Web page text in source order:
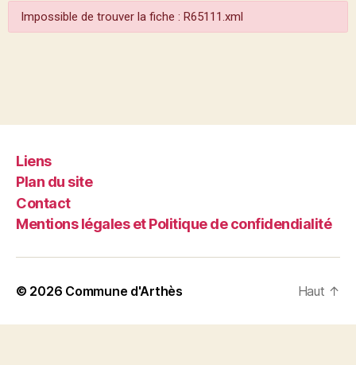
Impossible de trouver la fiche : R65111.xml
Liens
Plan du site
Contact
Mentions légales et Politique de confidendialité
© 2026 Commune d'Arthès Haut ↑